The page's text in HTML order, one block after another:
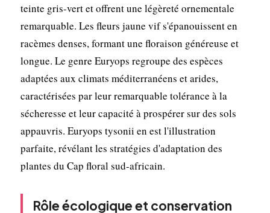
teinte gris-vert et offrent une légèreté ornementale
remarquable. Les fleurs jaune vif s'épanouissent en
racèmes denses, formant une floraison généreuse et
longue. Le genre Euryops regroupe des espèces
adaptées aux climats méditerranéens et arides,
caractérisées par leur remarquable tolérance à la
sécheresse et leur capacité à prospérer sur des sols
appauvris. Euryops tysonii en est l'illustration
parfaite, révélant les stratégies d'adaptation des
plantes du Cap floral sud-africain.
Rôle écologique et conservation